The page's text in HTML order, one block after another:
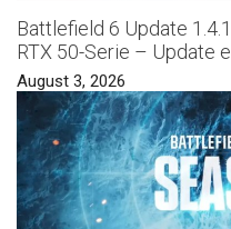
Battlefield 6 Update
RTX 50-Serie – Update
August 3, 2026